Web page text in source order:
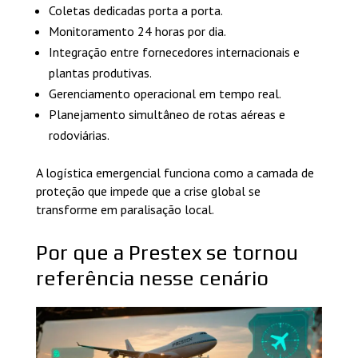
Coletas dedicadas porta a porta.
Monitoramento 24 horas por dia.
Integração entre fornecedores internacionais e
plantas produtivas.
Gerenciamento operacional em tempo real.
Planejamento simultâneo de rotas aéreas e
rodoviárias.
A logística emergencial funciona como a camada de
proteção que impede que a crise global se
transforme em paralisação local.
Por que a Prestex se tornou
referência nesse cenário